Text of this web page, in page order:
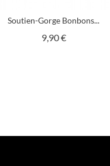
Soutien-Gorge Bonbons...
9,90 €Prix